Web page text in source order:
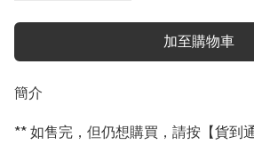
加至購物車
簡介
** 如售完，但仍想購買，請按【貨到